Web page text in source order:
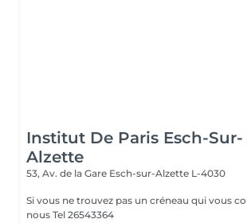
Institut De Paris Esch-Sur-
Alzette
53, Av. de la Gare Esch-sur-Alzette L-4030
Si vous ne trouvez pas un créneau qui vous
nous Tel 26543364